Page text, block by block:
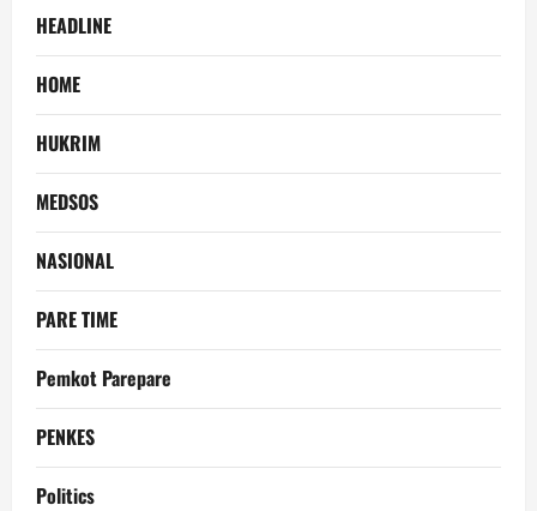
HEADLINE
HOME
HUKRIM
MEDSOS
NASIONAL
PARE TIME
Pemkot Parepare
PENKES
Politics